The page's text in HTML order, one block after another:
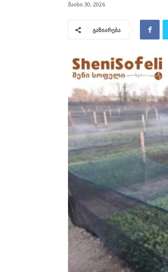
მაისი 30, 2026
გაზიარება